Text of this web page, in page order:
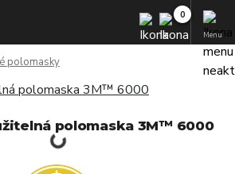
Menu
polomasky
polomaska 3M™ 6000